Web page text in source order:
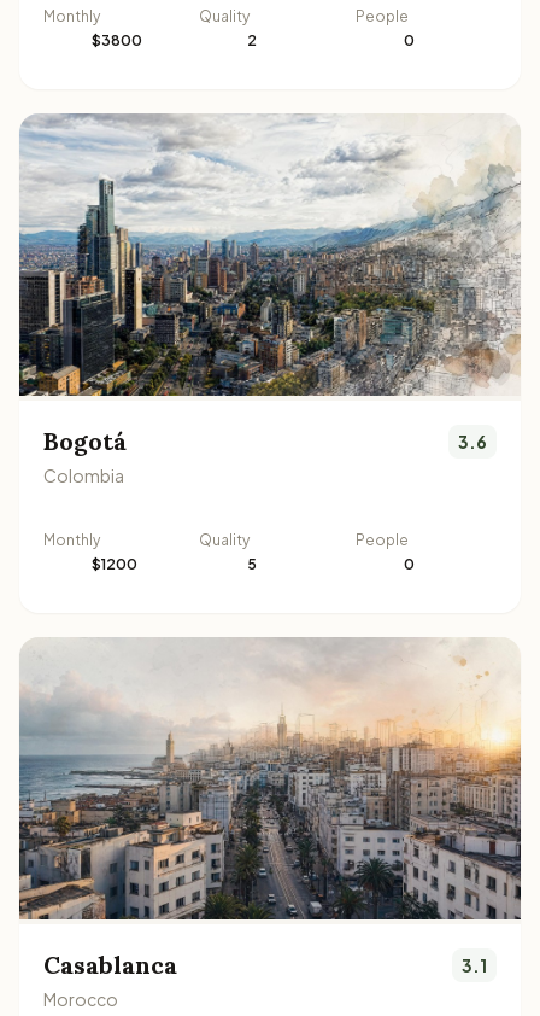
Monthly
$3800
Quality
2
People
0
Bogotá
Colombia
3.6
Monthly
$1200
Quality
5
People
0
Casablanca
Morocco
3.1